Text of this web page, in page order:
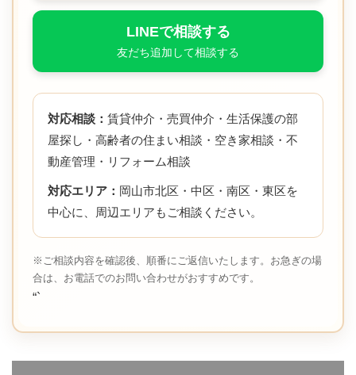
LINEで相談する
友だち追加して相談する
対応相談： 賃貸仲介・売買仲介・生活保護の部
屋探し・高齢者の住まい相談・空き家相談・不
動産管理・リフォーム相談
対応エリア： 岡山市北区・中区・南区・東区を
中心に、周辺エリアもご相談ください。
※ご相談内容を確認後、順番にご返信いたします。お急ぎの場
合は、お電話でのお問い合わせがおすすめです。
“`